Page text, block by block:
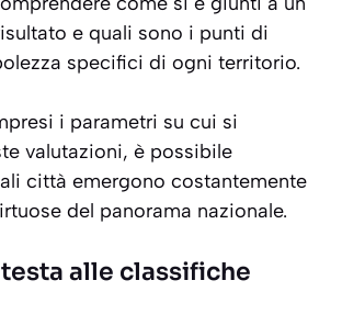
e quali sono i punti di
specifici di ogni territorio.
i parametri su cui si
valutazioni, è possibile
città emergono costantemente
del panorama nazionale.
alle classifiche